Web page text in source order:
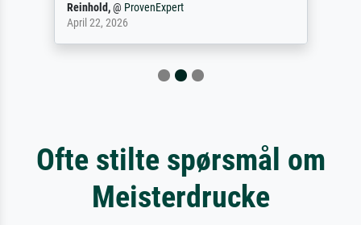
Reinhold,@ ProvenExpert
April 22, 2026
Ofte stilte spørsmål om
Meisterdrucke